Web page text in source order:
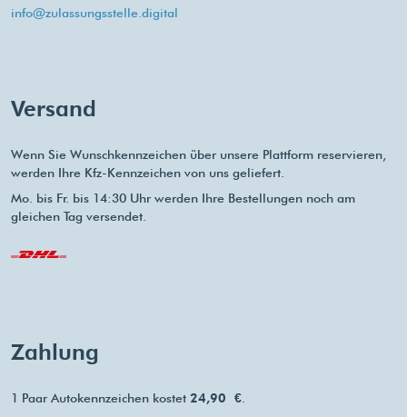
info@zulassungsstelle.digital
Versand
Wenn Sie Wunschkennzeichen über unsere Plattform reservieren,
werden Ihre Kfz-Kennzeichen von uns geliefert.
Mo. bis Fr. bis 14:30 Uhr werden Ihre Bestellungen noch am
gleichen Tag versendet.
Zahlung
1 Paar Autokennzeichen kostet 24,90 €